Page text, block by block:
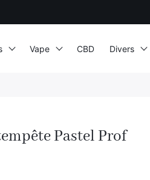
Pastel Prof
Vape
Al Fakher
CBD Divers